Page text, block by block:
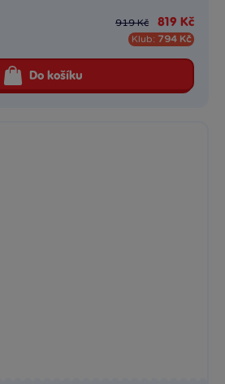
919 Kč 819 Kč
Klub: 794 Kč
Do košíku